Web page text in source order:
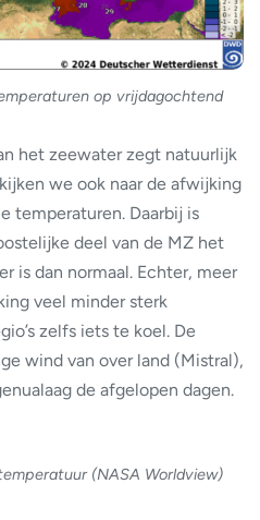
op vrijdagochtend
het zeewater zegt natuurlijk
we ook naar de afwijking
temperaturen. Daarbij is
deel van de MZ het
is dan normaal. Echter, meer
veel minder sterk
zelfs iets te koel. De
wind van over land (Mistral),
de afgelopen dagen.
(NASA Worldview)